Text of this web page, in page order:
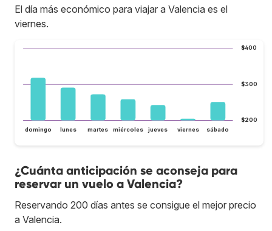
El día más económico para viajar a Valencia es el
viernes.
$200
$300
$400
domingo lunes martes miércoles jueves viernes sábado
¿Cuánta anticipación se aconseja para
reservar un vuelo a Valencia?
Reservando 200 días antes se consigue el mejor precio
a Valencia.